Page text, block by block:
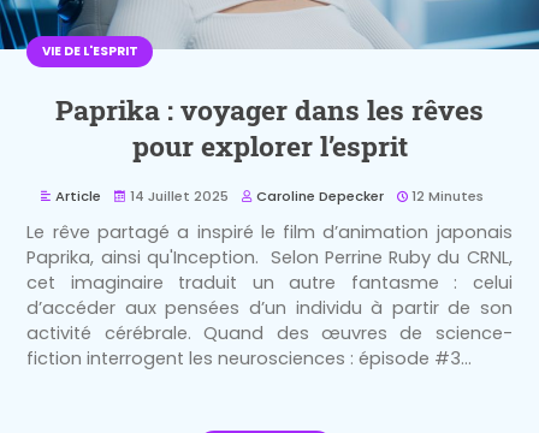
VIE DE L'ESPRIT
Paprika : voyager dans les rêves
pour explorer l’esprit
Article 14 Juillet 2025 Caroline Depecker 12 Minutes
Le rêve partagé a inspiré le film d’animation japonais
Paprika, ainsi qu'Inception. Selon Perrine Ruby du CRNL,
cet imaginaire traduit un autre fantasme : celui
d’accéder aux pensées d’un individu à partir de son
activité cérébrale. Quand des œuvres de science-
fiction interrogent les neurosciences : épisode #3...